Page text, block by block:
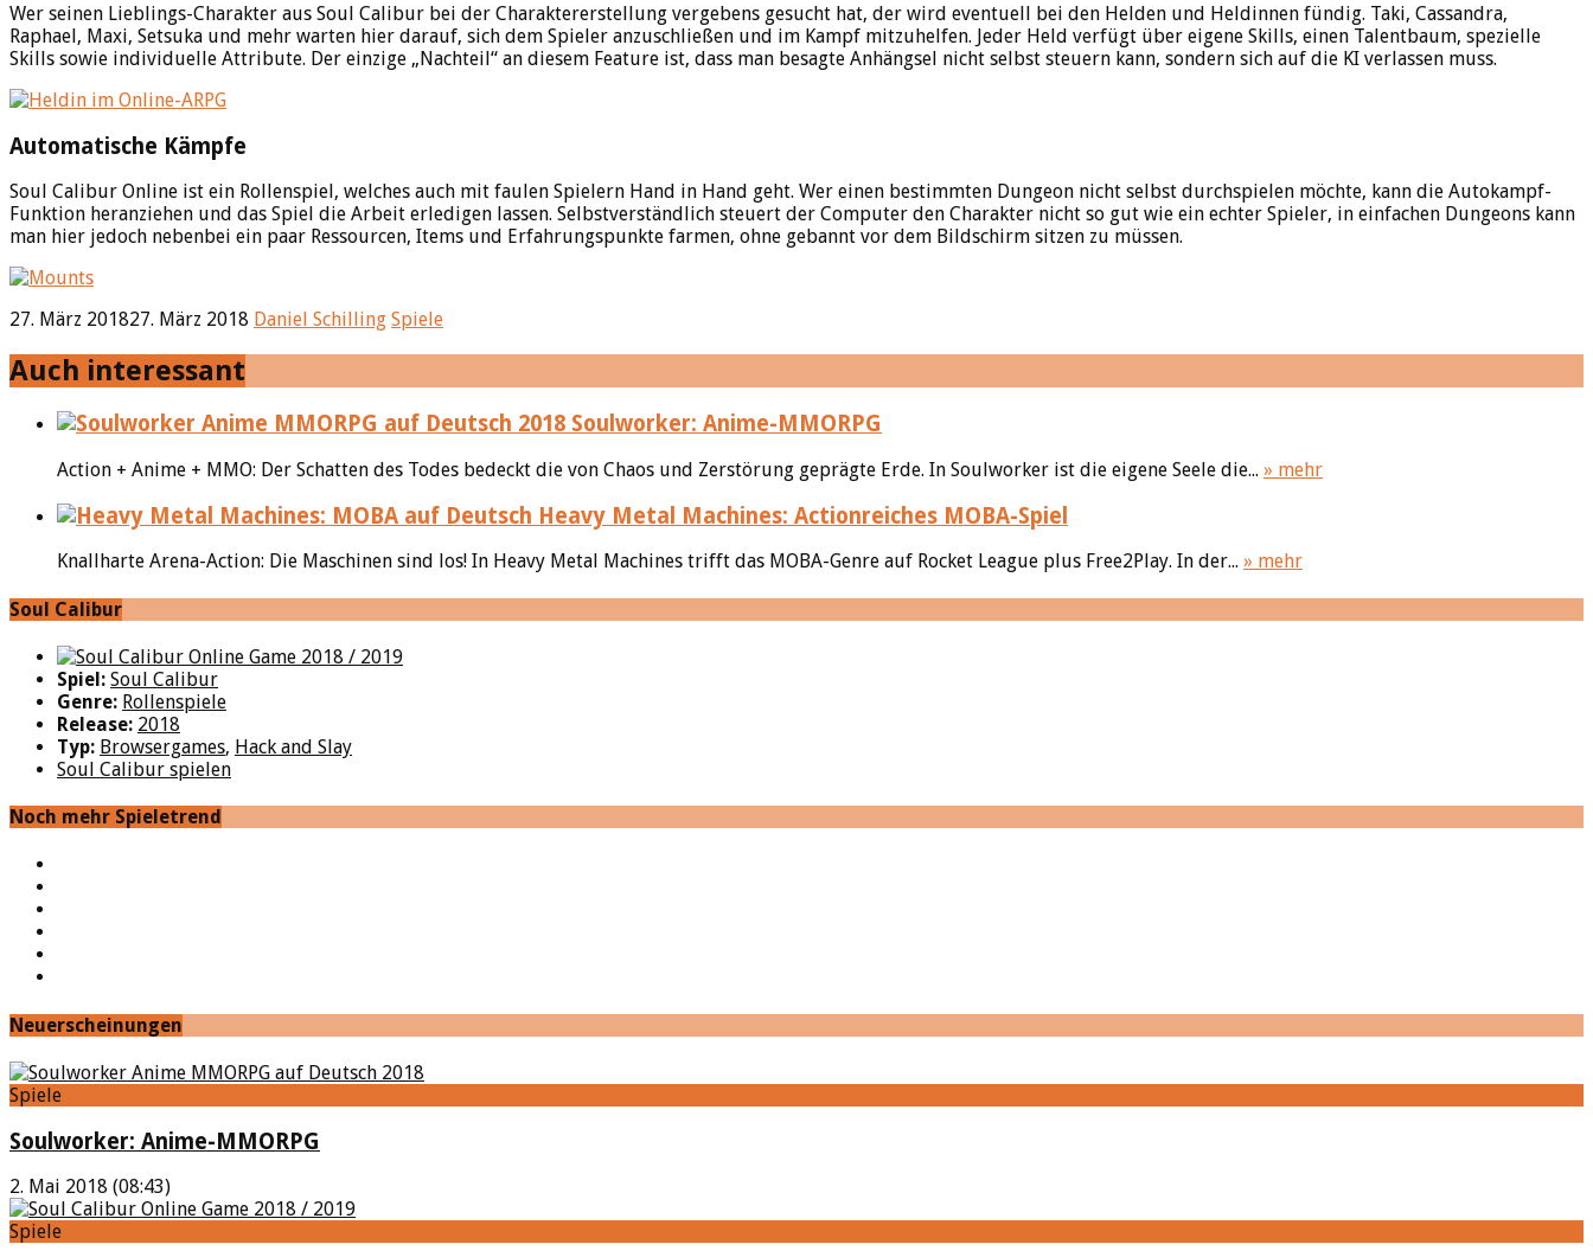
Wer seinen Lieblings-Charakter aus Soul Calibur bei der Charaktererstellung vergebens gesucht hat, der wird eventuell bei den Helden und Heldinnen fündig. Taki, Cassandra,
Raphael, Maxi, Setsuka und mehr warten hier darauf, sich dem Spieler anzuschließen und im Kampf mitzuhelfen. Jeder Held verfügt über eigene Skills, einen Talentbaum, spezielle
Skills sowie individuelle Attribute. Der einzige „Nachteil“ an diesem Feature ist, dass man besagte Anhängsel nicht selbst steuern kann, sondern sich auf die KI verlassen muss.
Automatische Kämpfe
Soul Calibur Online ist ein Rollenspiel, welches auch mit faulen Spielern Hand in Hand geht. Wer einen bestimmten Dungeon nicht selbst durchspielen möchte, kann die Autokampf-
Funktion heranziehen und das Spiel die Arbeit erledigen lassen. Selbstverständlich steuert der Computer den Charakter nicht so gut wie ein echter Spieler, in einfachen Dungeons kann
man hier jedoch nebenbei ein paar Ressourcen, Items und Erfahrungspunkte farmen, ohne gebannt vor dem Bildschirm sitzen zu müssen.
27. März 201827. März 2018 Daniel Schilling Spiele
Auch interessant
Soulworker: Anime-MMORPG
Action + Anime + MMO: Der Schatten des Todes bedeckt die von Chaos und Zerstörung geprägte Erde. In Soulworker ist die eigene Seele die... » mehr
Heavy Metal Machines: Actionreiches MOBA-Spiel
Knallharte Arena-Action: Die Maschinen sind los! In Heavy Metal Machines trifft das MOBA-Genre auf Rocket League plus Free2Play. In der... » mehr
Soul Calibur
Spiel: Soul Calibur
Genre: Rollenspiele
Release: 2018
Typ: Browsergames, Hack and Slay
Soul Calibur spielen
Noch mehr Spieletrend
Neuerscheinungen
Spiele
Soulworker: Anime-MMORPG
2. Mai 2018 (08:43)
Spiele